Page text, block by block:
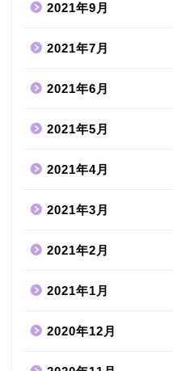
2021年9月
2021年7月
2021年6月
2021年5月
2021年4月
2021年3月
2021年2月
2021年1月
2020年12月